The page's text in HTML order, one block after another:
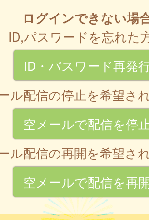
ログインできない場
ID,パスワードを忘れた
ID・パスワード再発
ル配信の停止を希望さ
空メールで配信を停
ル配信の再開を希望さ
空メールで配信を再